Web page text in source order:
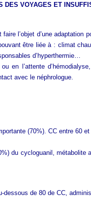
DES VOYAGES ET
l’objet d’une adaptation
être liée à : climat
d’hyperthermie…
en l’attente
avec le néphrologue.
(70%). CC entre 60
du cycloguanil,
de 80 de CC,